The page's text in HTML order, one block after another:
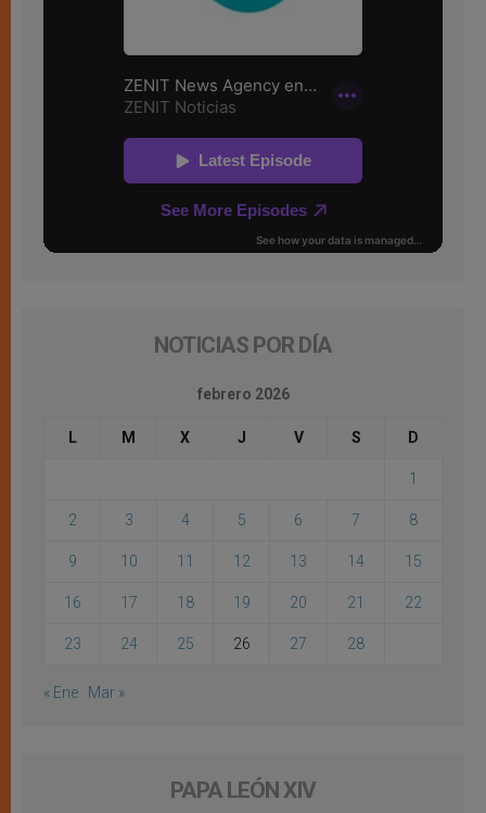
NOTICIAS POR DÍA
febrero 2026
L M X J V S D
1
2 3 4 5 6 7 8
9 10 11 12 13 14 15
16 17 18 19 20 21 22
23 24 25 26 27 28
« Ene Mar »
PAPA LEÓN XIV